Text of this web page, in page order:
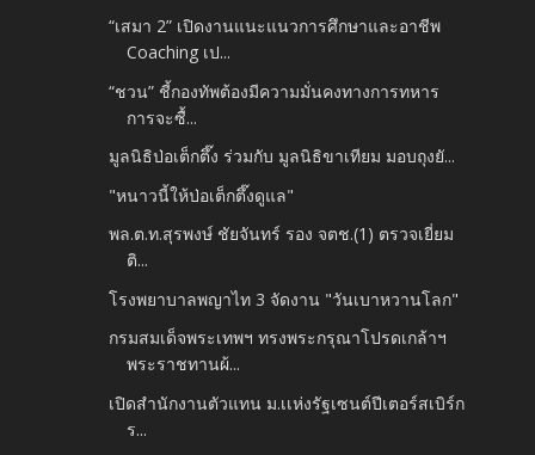
“เสมา 2” เปิดงานแนะแนวการศึกษาและอาชีพ
Coaching เป...
“ชวน” ชี้กองทัพต้องมีความมั่นคงทางการทหาร
การจะซื้...
มูลนิธิป่อเต็กตึ๊ง ร่วมกับ มูลนิธิขาเทียม มอบถุงยั...
"หนาวนี้ให้ป่อเต็กตึ๊งดูแล"
พล.ต.ท.สุรพงษ์ ชัยจันทร์ รอง จตช.(1) ตรวจเยี่ยม
ติ...
โรงพยาบาลพญาไท 3 จัดงาน "วันเบาหวานโลก"
กรมสมเด็จพระเทพฯ ทรงพระกรุณาโปรดเกล้าฯ
พระราชทานผ้...
เปิดสำนักงานตัวแทน ม.เเห่งรัฐเซนต์ปีเตอร์สเบิร์ก
ร...